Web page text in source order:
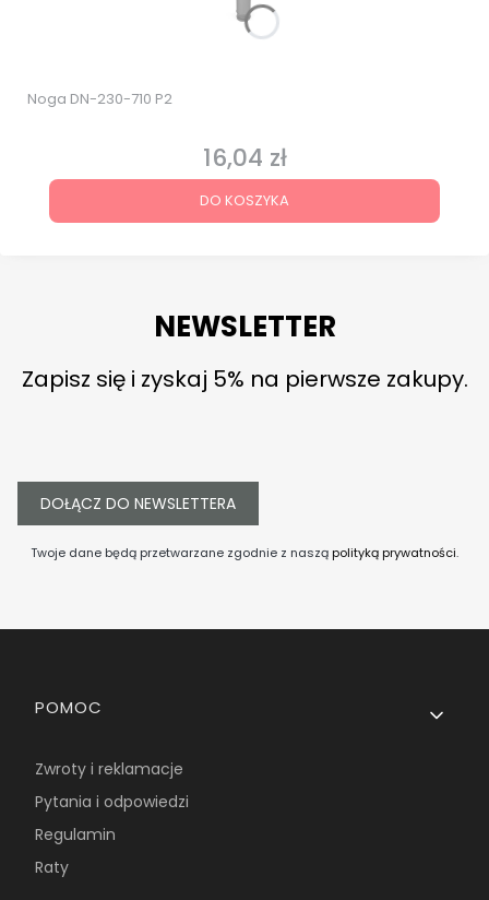
Noga DN-230-710 P2
Cena
16,04 zł
DO KOSZYKA
NEWSLETTER
Zapisz się i zyskaj 5% na pierwsze zakupy.
DOŁĄCZ DO NEWSLETTERA
Twoje dane będą przetwarzane zgodnie z naszą polityką prywatności.
Linki w stopce
POMOC
Zwroty i reklamacje
Pytania i odpowiedzi
Regulamin
Raty